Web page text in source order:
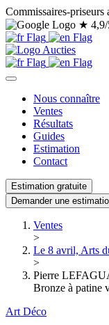
Commissaires-priseurs
★
Nous connaître
Ventes
Résultats
Guides
Estimation
Contact
Estimation gratuite
Demander une
Ventes
>
Le 8 avril, Arts
>
Pierre
Bronze à patine
Art Déco